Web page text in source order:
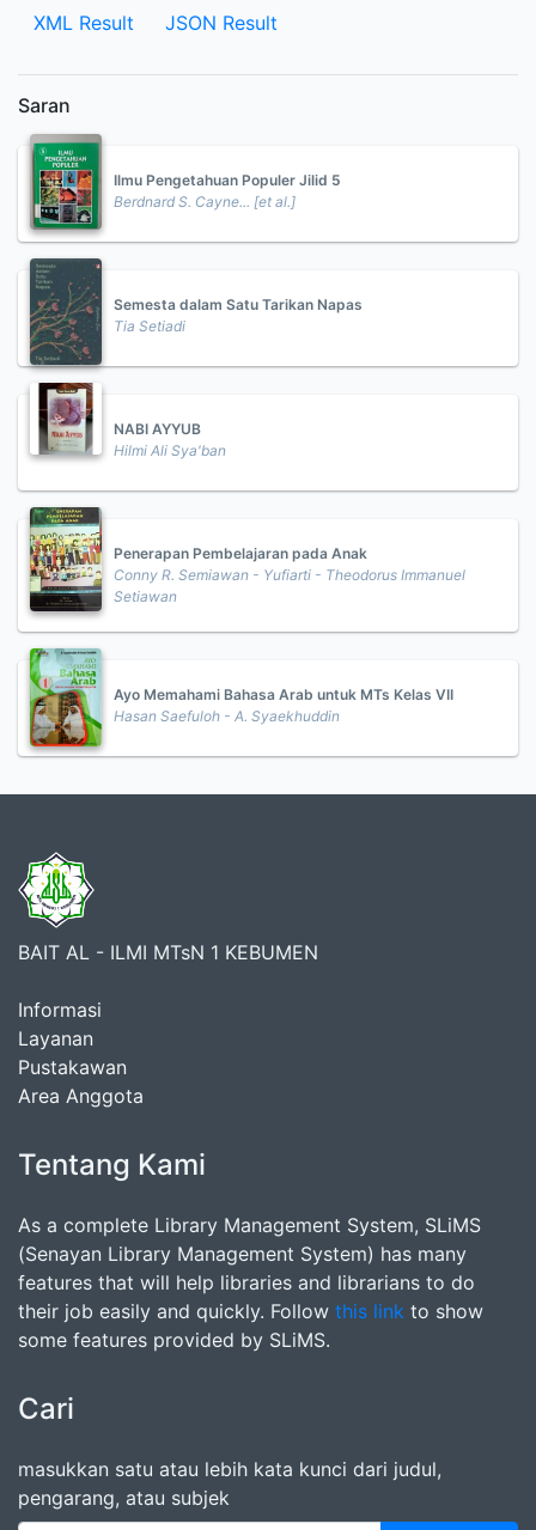
XML Result JSON Result
Saran
Ilmu Pengetahuan Populer Jilid 5
Berdnard S. Cayne... [et al.]
Semesta dalam Satu Tarikan Napas
Tia Setiadi
NABI AYYUB
Hilmi Ali Sya'ban
Penerapan Pembelajaran pada Anak
Conny R. Semiawan - Yufiarti - Theodorus Immanuel
Setiawan
Ayo Memahami Bahasa Arab untuk MTs Kelas VII
Hasan Saefuloh - A. Syaekhuddin
BAIT AL - ILMI MTsN 1 KEBUMEN
Informasi
Layanan
Pustakawan
Area Anggota
Tentang Kami
As a complete Library Management System, SLiMS
(Senayan Library Management System) has many
features that will help libraries and librarians to do
their job easily and quickly. Follow this link to show
some features provided by SLiMS.
Cari
masukkan satu atau lebih kata kunci dari judul,
pengarang, atau subjek